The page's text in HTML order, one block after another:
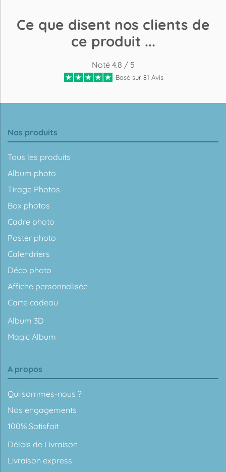
Ce que disent nos clients de
ce produit ...
Noté 4.8 / 5
Basé sur 81 Avis
Nos produits
Tous les produits
Album photo
Tirage Photos
Box photos
Cadre photo
Poster photo
Calendriers
Déco photo
Affiche personnalisée
Carte cadeau
Album 3D
Magic Album
A propos
Qui sommes-nous ?
Nos engagements
100% Satisfait
Délais de Livraison
Livraison express